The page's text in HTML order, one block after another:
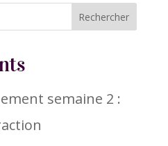
semaine 2 :